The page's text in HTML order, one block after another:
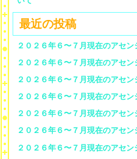
最近の投稿
２０２６年６〜７月現在のアセ
２０２６年６〜７月現在のアセ
２０２６年６〜７月現在のアセ
２０２６年６〜７月現在のアセ
２０２６年６〜７月現在のアセ
２０２６年６〜７月現在のアセ
２０２６年６〜７月現在のアセ